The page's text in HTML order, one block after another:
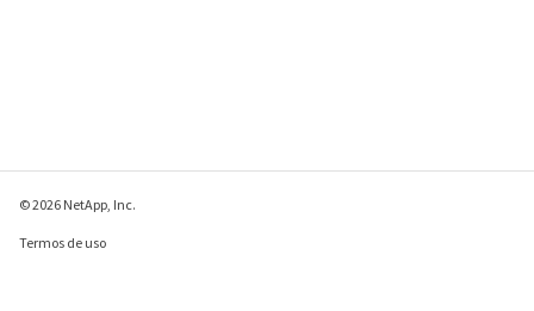
© 2026 NetApp, Inc.
Termos de uso